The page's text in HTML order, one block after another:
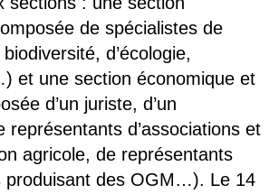
de spécialistes de
d’écologie,
et une section économique et
d’un juriste, d’un
représentants d’associations et
agricole, de représentants
produisant des OGM…). Le 14